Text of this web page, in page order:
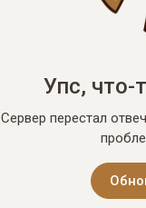
Упс, что-
Сервер перестал